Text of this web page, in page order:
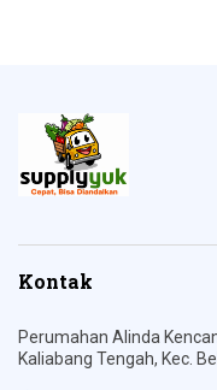
Kontak
Perumahan Alinda
Kaliabang Tengah, Kec.